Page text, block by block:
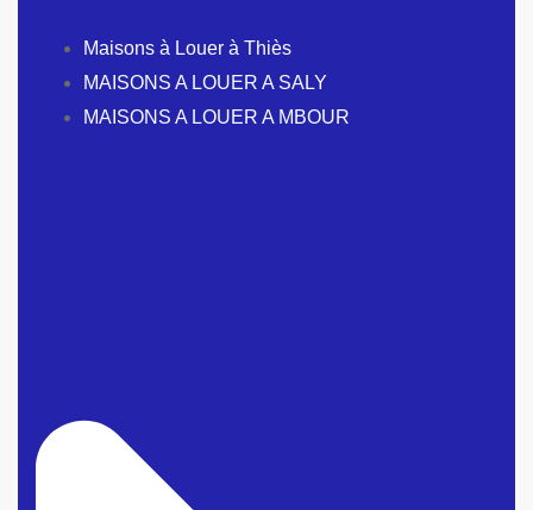
Maisons à Louer à Thiès
MAISONS A LOUER A SALY
MAISONS A LOUER A MBOUR